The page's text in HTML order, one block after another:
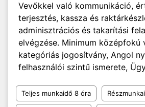
Vevőkkel való kommunikáció,
terjesztés, kassza és
adminisztrációs és takarítási
elvégzése. Minimum középfokú
kategóriás jogosítvány, Angol
felhasználói szintű ismerete,
Teljes munkaidő 8 óra